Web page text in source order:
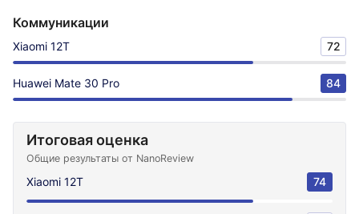
Коммуникации
Xiaomi 12T 72
Huawei Mate 30 Pro 84
Итоговая оценка
Общие результаты от NanoReview
Xiaomi 12T 74